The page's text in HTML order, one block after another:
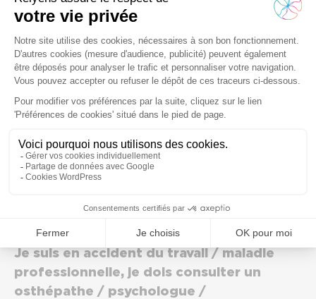
professionnelle et j’ai transmis par erreur
ma carte vitale. Comment faire ?
Je suis en accident du travail / maladie
chaussures orthopédiques. Quelle est la
prise en charge ?
Je suis en accident du travail / maladie
professionnelle, je dois consulter un
osthépathe / psychologue /